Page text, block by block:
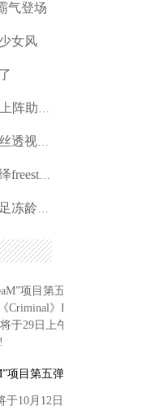
气登场
女风
王燕阳带你玩转黄小厨市集!素颜上阵助力嫣然天使
何润东夏日写真魅力多变 黑色蕾丝透视西装性感吸
满屏长腿称霸夏天 马思纯机场演绎freestyle
赵芮曝全新写真 笑靥如花展现十足冻龄魅力
安以轩夏威夷大婚 “红娘”李茂弦子携手参加婚礼
权俞利亲自剧透《Bossam - Steal the Fate》下